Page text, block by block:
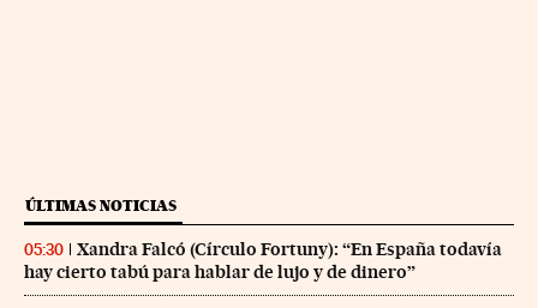
ÚLTIMAS NOTICIAS
05:30
Xandra Falcó (Círculo Fortuny): “En España todavía
hay cierto tabú para hablar de lujo y de dinero”